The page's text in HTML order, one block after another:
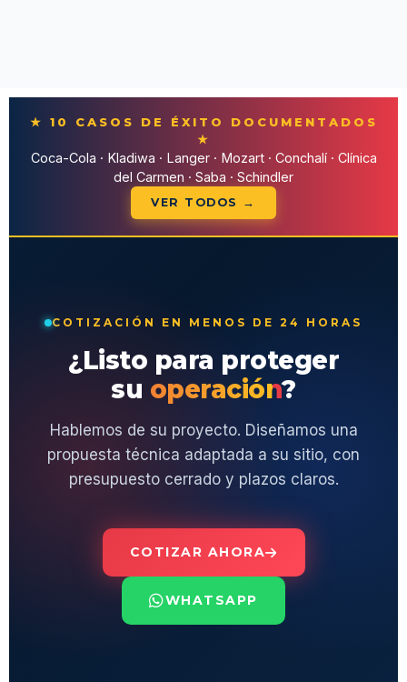
★ 10 CASOS DE ÉXITO DOCUMENTADOS
★
Coca-Cola · Kladiwa · Langer · Mozart · Conchalí · Clínica
del Carmen · Saba · Schindler
VER TODOS →
COTIZACIÓN EN MENOS DE 24 HORAS
¿Listo para proteger
su operación?
Hablemos de su proyecto. Diseñamos una
propuesta técnica adaptada a su sitio, con
presupuesto cerrado y plazos claros.
COTIZAR AHORA
WHATSAPP